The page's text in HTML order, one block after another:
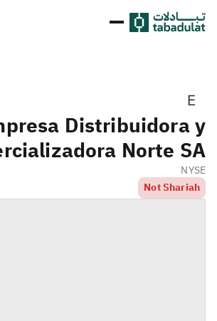
Distribuidora y
Norte SA
NYSE
Not Shariah